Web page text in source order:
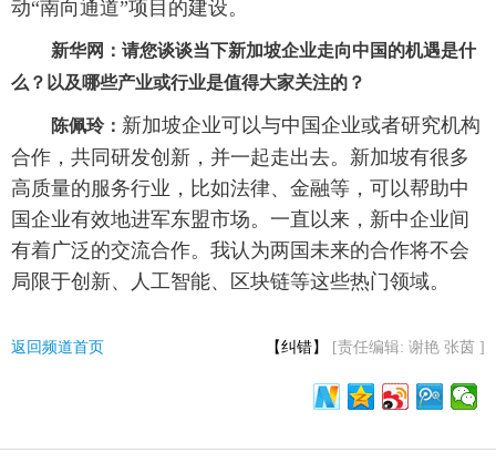
动“南向通道”项目的建设。
新华网：请您谈谈当下新加坡企业走向中国的机遇是什
么？以及哪些产业或行业是值得大家关注的？
陈佩玲： 新加坡企业可以与中国企业或者研究机构
合作，共同研发创新，并一起走出去。新加坡有很多
高质量的服务行业，比如法律、金融等，可以帮助中
国企业有效地进军东盟市场。一直以来，新中企业间
有着广泛的交流合作。我认为两国未来的合作将不会
局限于创新、人工智能、区块链等这些热门领域。
返回频道首页 【纠错】 [责任编辑: 谢艳 张茵 ]